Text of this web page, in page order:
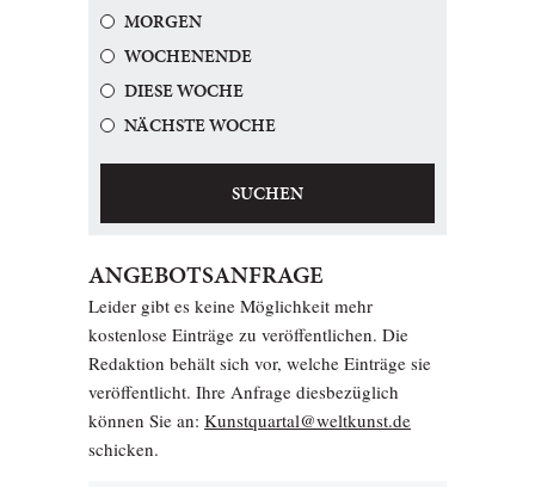
MORGEN
WOCHENENDE
DIESE WOCHE
NÄCHSTE WOCHE
SUCHEN
ANGEBOTSANFRAGE
Leider gibt es keine Möglichkeit mehr
kostenlose Einträge zu veröffentlichen. Die
Redaktion behält sich vor, welche Einträge sie
veröffentlicht. Ihre Anfrage diesbezüglich
können Sie an: Kunstquartal@weltkunst.de
schicken.